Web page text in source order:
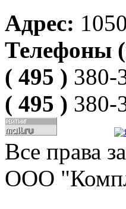
Адрес:
Телефоны
( 495 ) 380-
( 495 ) 380-
Все права
ООО